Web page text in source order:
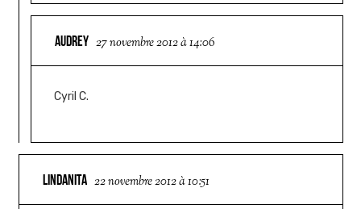
AUDREY 27 novembre 2012 à 14:06
Cyril C.
LINDANITA 22 novembre 2012 à 10:51